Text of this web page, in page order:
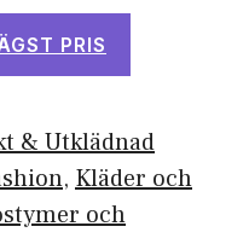
PRIS
& Utklädnad
, Kläder och
och